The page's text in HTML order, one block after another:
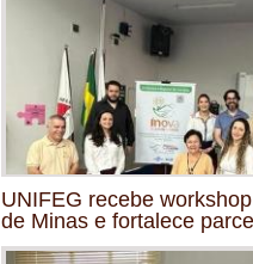
UNIFEG recebe
de Minas e fortalece